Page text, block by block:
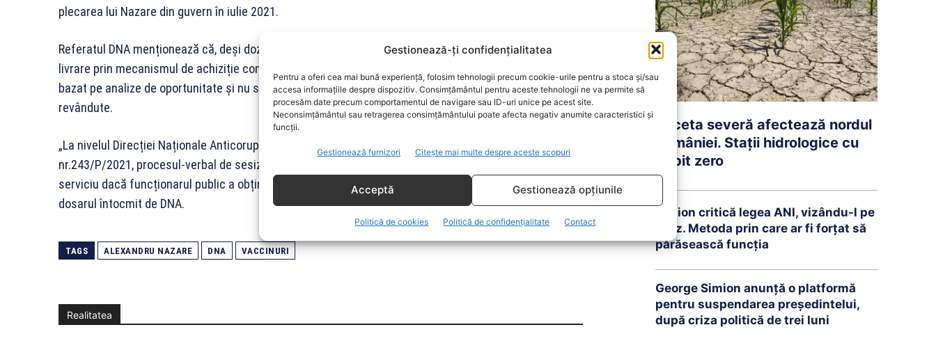
Gestionează-ți confidențialitatea
Pentru a oferi cea mai bună experiență, folosim tehnologii precum cookie-urile pentru a stoca și/sau
accesa informațiile despre dispozitiv. Consimțământul pentru aceste tehnologii ne va permite să
procesăm date precum comportamentul de navigare sau ID-uri unice pe acest site.
Neconsimțământul sau retragerea consimțământului poate afecta negativ anumite caracteristici și
funcții.
Gestionează furnizori Citește mai multe despre aceste scopuri
Acceptă Gestionează opțiunile
Politică de cookies Politică de confidențialitate Contact
plecarea lui Nazare din guvern în iulie 2021.
Referatul DNA menționează că, deși dozele contractate erau suficiente, s-au făcut noi angajamente de
livrare prin mecanismul de achiziție comună al Uniunii Europene. Procurorii susțin că deciziile nu s-au
bazat pe analize de oportunitate și nu s-a evaluat riscul ca dozele să expire sau să fie donate ori
revândute.
„La nivelul Direcției Naționale Anticorupție – Secția de combatere a corupției, a fost înregistrat sub
nr.243/P/2021, procesul-verbal de sesizare din oficiu, cu privire la săvârșirea infracțiunii de abuz în
serviciu dacă funcționarul public a obținut pentru sine ori pentru altul un folos necuvenit,” se arată în
dosarul întocmit de DNA.
TAGS ALEXANDRU NAZARE DNA VACCINURI
Realitatea
Seceta severă afectează nordul
României. Stații hidrologice cu
debit zero
Simion critică legea ANI, vizându-l pe
Fritz. Metoda prin care ar fi forțat să
părăsească funcția
George Simion anunță o platformă
pentru suspendarea președintelui,
după criza politică de trei luni